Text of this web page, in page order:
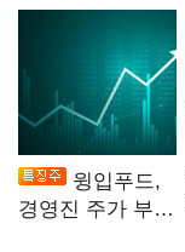
윙입푸드,
경영진 주가 부양